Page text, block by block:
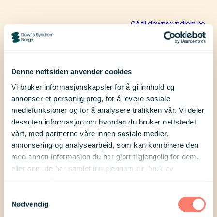
Denne nettsiden anvender cookies
Vi bruker informasjonskapsler for å gi innhold og
annonser et personlig preg, for å levere sosiale
mediefunksjoner og for å analysere trafikken vår. Vi deler
dessuten informasjon om hvordan du bruker nettstedet
vårt, med partnerne våre innen sosiale medier,
annonsering og analysearbeid, som kan kombinere den
med annen informasjon du har gjort tilgjengelig for dem,
eller som de har samlet inn gjennom din bruk av
Nødvendig
til
innhold
Gå til downssyndrom.no
Downs
Syndrom
Vestfold
Søk Meny
Hjem Downs Syndrom Vestfold
Downs Syndrom